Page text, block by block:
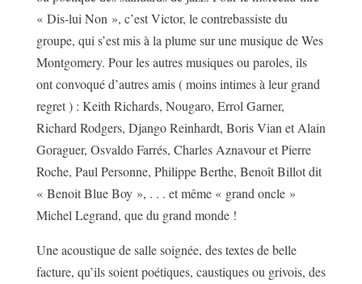
« Dis-lui Non », c’est Victor, le contrebassiste du
groupe, qui s’est mis à la plume sur une musique de Wes
Montgomery. Pour les autres musiques ou paroles, ils
ont convoqué d’autres amis ( moins intimes à leur grand
regret ) : Keith Richards, Nougaro, Errol Garner,
Richard Rodgers, Django Reinhardt, Boris Vian et Alain
Goraguer, Osvaldo Farrés, Charles Aznavour et Pierre
Roche, Paul Personne, Philippe Berthe, Benoît Billot dit
« Benoit Blue Boy », . . . et même « grand oncle »
Michel Legrand, que du grand monde !
Une acoustique de salle soignée, des textes de belle
facture, qu’ils soient poétiques, caustiques ou grivois, des